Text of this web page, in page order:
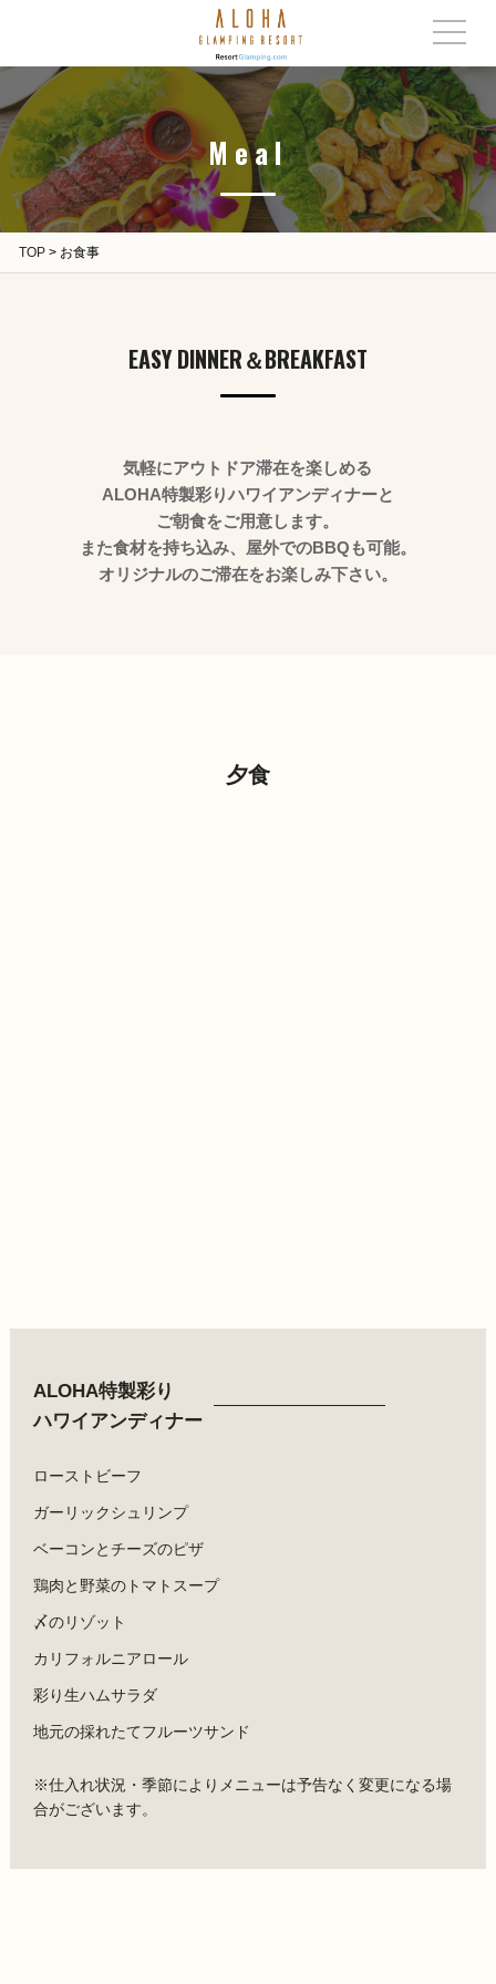
Meal
TOP> お食事
EASY DINNER＆BREAKFAST
気軽にアウトドア滞在を楽しめる
ALOHA特製彩りハワイアンディナーと
ご朝食をご用意します。
また食材を持ち込み、屋外でのBBQも可能。
オリジナルのご滞在をお楽しみ下さい。
夕食
ALOHA特製彩り
ハワイアンディナー
ローストビーフ
ガーリックシュリンプ
ベーコンとチーズのピザ
鶏肉と野菜のトマトスープ
〆のリゾット
カリフォルニアロール
彩り生ハムサラダ
地元の採れたてフルーツサンド
※仕入れ状況・季節によりメニューは予告なく変更になる場
合がございます。